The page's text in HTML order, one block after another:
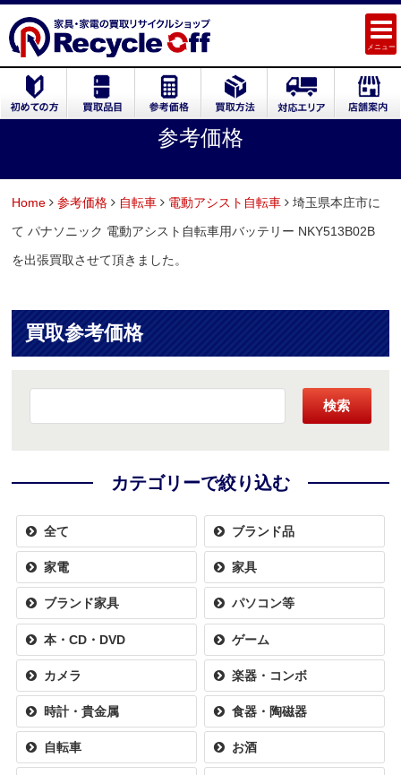
メニュー
参考価格
Home 参考価格 自転車 電動アシスト自転車
埼玉県本庄市に
て パナソニック 電動アシスト自転車用バッテリー NKY513B02B
を出張買取させて頂きました。
買取参考価格
検索
カテゴリーで絞り込む
全て ブランド品
家電 家具
ブランド家具 パソコン等
本・CD・DVD ゲーム
カメラ 楽器・コンボ
時計・貴金属 食器・陶磁器
自転車 お酒